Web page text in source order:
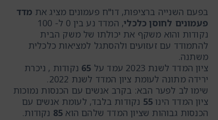
בפעם השנייה ברציפות, דו"ח פעמונים מציג את מדד
פעמונים לחוסן כלכלי
, המדד נע בין 0 ל- 100
נקודות והוא משקף את יכולתו של משק הבית
להתמודד עם זעזועים ולהסתגל למציאות כלכלית
משתנה.
ציון המדד לשנת 2023 עמד על
65 נקודות , ניכרת
ירידה מתונה לעומת ציון המדד לשנת 2022.
שימו לב לפער הבא: בקרב אנשים עם הכנסות נמוכות
ציון המדד הינו 55 נקודות בלבד, לעומת אנשים עם
הכנסות גבוהות שציון המדד שלהם הוא 85 נקודות.